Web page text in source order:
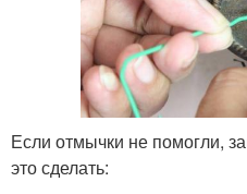
Если отмычки не помогли,
это сделать: